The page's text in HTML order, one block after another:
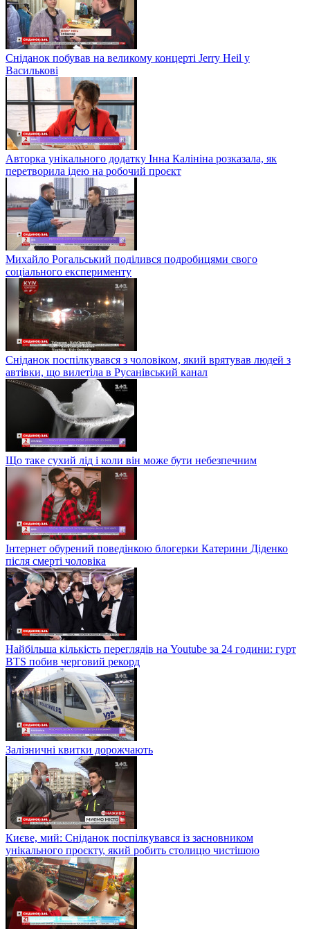
Сніданок побував на великому концерті Jerry Heil у
Василькові
Авторка унікального додатку Інна Калініна розказала, як
перетворила ідею на робочий проєкт
Михайло Рогальський поділився подробицями свого
соціального експерименту
Сніданок поспілкувався з чоловіком, який врятував людей з
автівки, що вилетіла в Русанівський канал
Що таке сухий лід і коли він може бути небезпечним
Інтернет обурений поведінкою блогерки Катерини Діденко
після смерті чоловіка
Найбільша кількість переглядів на Youtube за 24 години: гурт
BTS побив черговий рекорд
Залізничні квитки дорожчають
Києве, мий: Сніданок поспілкувався із засновником
унікального проєкту, який робить столицю чистішою